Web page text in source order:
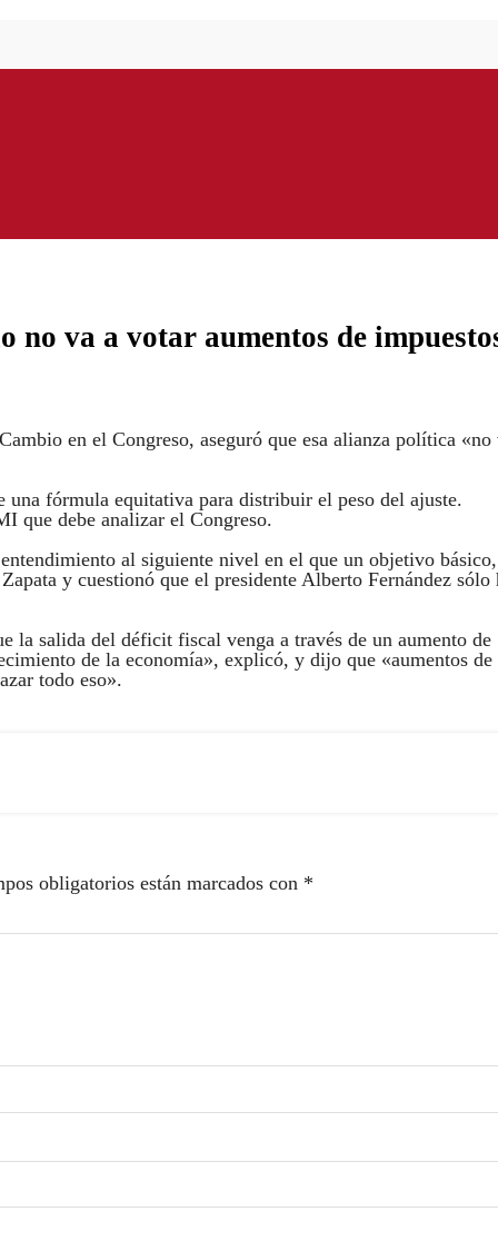
va a votar aumentos de
en el Congreso, aseguró que esa alianza política «no
una fórmula equitativa para distribuir el peso del ajuste.
que debe analizar el Congreso.
al siguiente nivel en el que un objetivo
y cuestionó que el presidente Alberto Fernández sólo
la salida del déficit fiscal venga a través de un aumento de
de la economía», explicó, y dijo que «aumentos de
todo eso».
obligatorios están marcados con *